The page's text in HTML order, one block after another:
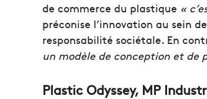
de commerce du plastique «
préconise l’innovation au sein
responsabilité sociétale. En
un modèle de conception et de
Plastic Odyssey, MP